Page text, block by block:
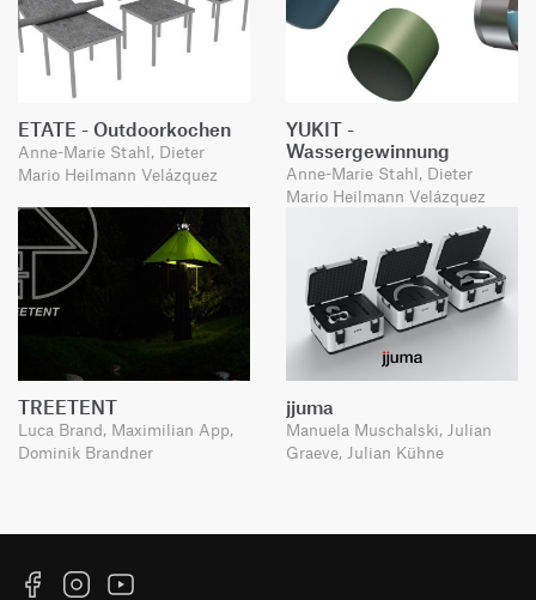
ETATE - Outdoorkochen
Anne-Marie Stahl, Dieter
Mario Heilmann Velázquez
YUKIT -
Wassergewinnung
Anne-Marie Stahl, Dieter
Mario Heilmann Velázquez
TREETENT
Luca Brand, Maximilian App,
Dominik Brandner
jjuma
Manuela Muschalski, Julian
Graeve, Julian Kühne
FacebookInstagramYouTube